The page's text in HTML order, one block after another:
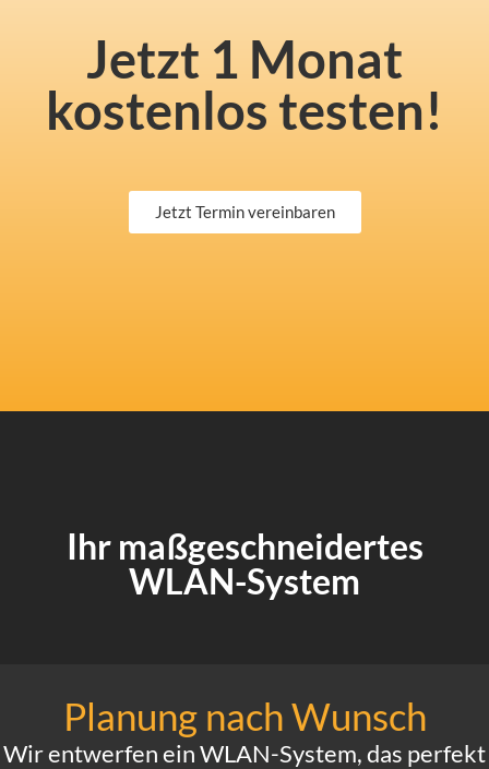
Jetzt 1 Monat
kostenlos testen!
Jetzt Termin vereinbaren
Ihr maßgeschneidertes
WLAN-System
Planung nach Wunsch
Wir entwerfen ein WLAN-System, das perfekt